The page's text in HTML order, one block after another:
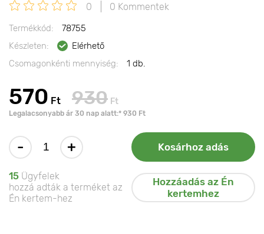
0 0 Kommentek
Termékkód:
78755
Készleten:
Elérhető
Csomagonkénti mennyiség:
1 db.
570 Ft 930 Ft
Legalacsonyabb ár 30 nap alatt:* 930 Ft
- + Kosárhoz adás
15 Ügyfelek
hozzá adták a terméket az
Én kertem-hez
Hozzáadás az Én
kertemhez